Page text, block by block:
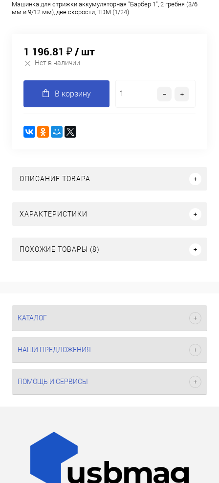
Машинка для стрижки аккумуляторная "Барбер 1", 2 гребня (3/6
мм и 9/12 мм), две скорости, TDM (1/24)
1 196.81 ₽/ шт
Нет в наличии
В корзину
ОПИСАНИЕ ТОВАРА
ХАРАКТЕРИСТИКИ
ПОХОЖИЕ ТОВАРЫ (8)
КАТАЛОГ
НАШИ ПРЕДЛОЖЕНИЯ
ПОМОЩЬ И СЕРВИСЫ